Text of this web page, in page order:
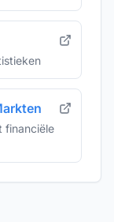
financiële